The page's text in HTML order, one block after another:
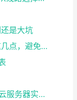
是大坑
国外便宜的云服务器怎么选？牢记这几点，避免踩坑
企业级稳定+平民价！日本东京共享云服务器实测：CentOS 7.9系统+资源隔离，稳定性达99.99%